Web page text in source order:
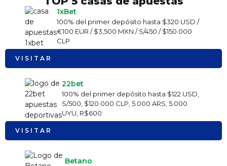
1xBet
100% del primer depósito hasta $320 USD /
€100 EUR / $3,500 MXN / S/450 / $150.000
CLP
VISITAR
22bet
100% del primer depósito hasta $122 USD,
S/500, $120.000 CLP, 5.000 ARS, 5.000
UYU, R$600
VISITAR
Betano